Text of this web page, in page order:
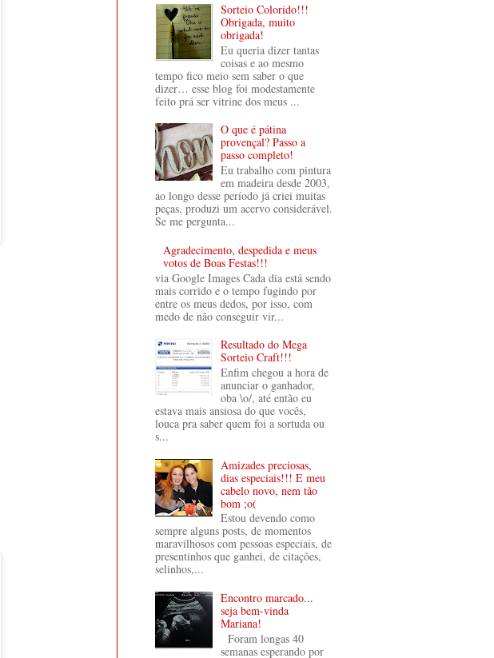
Sorteio Colorido!!!
Obrigada, muito
obrigada!
Eu queria dizer tantas
coisas e ao mesmo
tempo fico meio sem saber o que
dizer… esse blog foi modestamente
feito prá ser vitrine dos meus ...
O que é pátina
provençal? Passo a
passo completo!
Eu trabalho com pintura
em madeira desde 2003,
ao longo desse período já criei muitas
peças, produzi um acervo considerável.
Se me pergunta...
Agradecimento, despedida e meus
votos de Boas Festas!!!
via Google Images Cada dia está sendo
mais corrido e o tempo fugindo por
entre os meus dedos, por isso, com
medo de não conseguir vir...
Resultado do Mega
Sorteio Craft!!!
Enfim chegou a hora de
anunciar o ganhador,
oba \o/, até então eu
estava mais ansiosa do que vocês,
louca pra saber quem foi a sortuda ou
s...
Amizades preciosas,
dias especiais!!! E meu
cabelo novo, nem tão
bom ;o(
Estou devendo como
sempre alguns posts, de momentos
maravilhosos com pessoas especiais, de
presentinhos que ganhei, de citações,
selinhos,...
Encontro marcado...
seja bem-vinda
Mariana!
Foram longas 40
semanas esperando por